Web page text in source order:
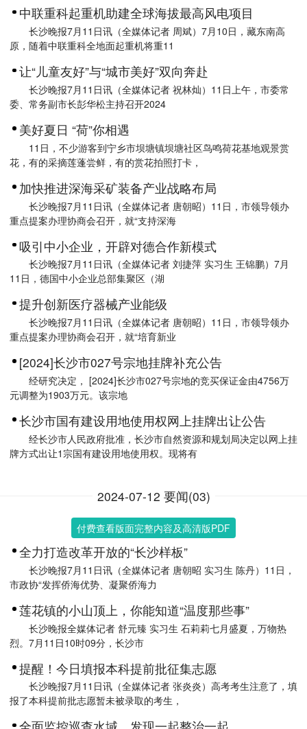
中联重科起重机助建全球海拔最高风电项目
长沙晚报7月11日讯（全媒体记者 周斌）7月10日，藏东南高
原，随着中联重科全地面起重机将重11
让“儿童友好”与“城市美好”双向奔赴
长沙晚报7月11日讯（全媒体记者 祝林灿）11日上午，市委常
委、常务副市长彭华松主持召开2024
美好夏日 “荷”你相遇
11日，不少游客到宁乡市坝塘镇坝塘社区鸟鸣荷花基地观景赏
花，有的采摘莲蓬尝鲜，有的赏花拍照打卡，
加快推进深海采矿装备产业战略布局
长沙晚报7月11日讯（全媒体记者 唐朝昭）11日，市领导领办
重点提案办理协商会召开，就“支持深海
吸引中小企业，开辟对德合作新模式
长沙晚报7月11日讯（全媒体记者 刘捷萍 实习生 王锦鹏）7月
11日，德国中小企业总部集聚区（湖
提升创新医疗器械产业能级
长沙晚报7月11日讯（全媒体记者 唐朝昭）11日，市领导领办
重点提案办理协商会召开，就“培育新业
[2024]长沙市027号宗地挂牌补充公告
经研究决定， [2024]长沙市027号宗地的竞买保证金由4756万
元调整为1903万元。该宗地
长沙市国有建设用地使用权网上挂牌出让公告
经长沙市人民政府批准，长沙市自然资源和规划局决定以网上挂
牌方式出让1宗国有建设用地使用权。现将有
2024-07-12 要闻(03)
付费查看版面完整内容及高清版PDF
全力打造改革开放的“长沙样板”
长沙晚报7月11日讯（全媒体记者 唐朝昭 实习生 陈丹）11日，
市政协“发挥侨海优势、凝聚侨海力
莲花镇的小山顶上，你能知道“温度那些事”
长沙晚报全媒体记者 舒元臻 实习生 石莉莉七月盛夏，万物热
烈。7月11日10时09分，长沙市
提醒！今日填报本科提前批征集志愿
长沙晚报7月11日讯（全媒体记者 张炎炎）高考考生注意了，填
报了本科提前批志愿暂未被录取的考生，